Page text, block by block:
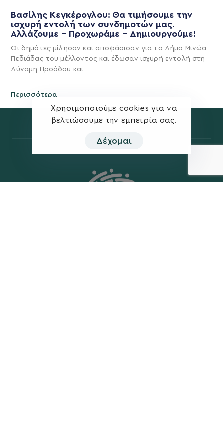
Βασίλης Κεγκέρογλου: Θα τιμήσουμε την
ισχυρή εντολή των συνδημοτών μας.
Αλλάζουμε – Προχωράμε – Δημιουργούμε!
Οι δημότες μίλησαν και αποφάσισαν για το Δήμο Μινώα
Πεδιάδας του μέλλοντος και έδωσαν ισχυρή εντολή στη
Δύναμη Προόδου και
Περισσότερα
Χρησιμοποιούμε cookies για να
βελτιώσουμε την εμπειρία σας.
Δέχομαι